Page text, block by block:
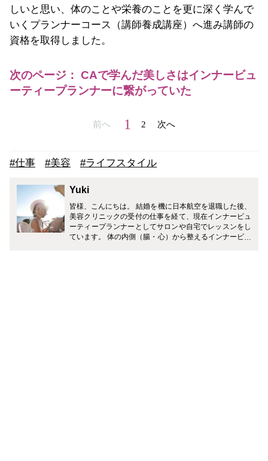
しいと思い、体のことや栄養のことを更に深く学んで
いくプランナーコース（講師養成講座）へ進み講師の
資格を取得しました。
次のページ： CAで学んだ美しさはインナービュ
ーティープランナーに繋がっていた
前へ 1 2 次へ
#仕事 #美容 #ライフスタイル
Yuki
皆様、こんにちは。 結婚を機に日本航空を退職した後、
美容クリニックの受付の仕事を経て、現在インナービュ
ーティープランナーとしてサロンや自宅でレッスンをし
ています。 体の内側（腸・心）から整えるインナービュ